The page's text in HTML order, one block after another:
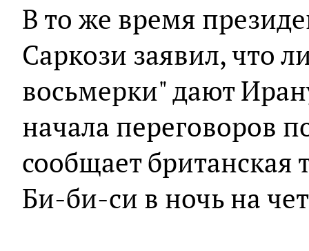
В то же время
Саркози заявил, что
восьмерки" дают
начала переговоров
сообщает британская
Би-би-си в ночь на